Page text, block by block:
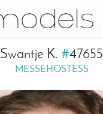
Swantje K. #47655
MESSEHOSTESS